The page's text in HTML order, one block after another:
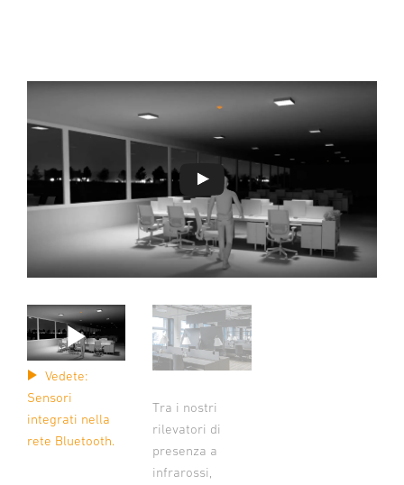
Vedete:
Sensori
integrati nella
rete Bluetooth.
Tra i nostri
rilevatori di
presenza a
infrarossi,